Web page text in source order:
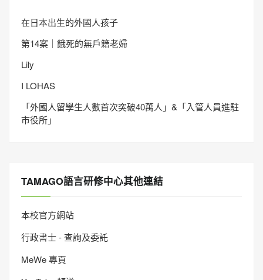
在日本出生的外國人孩子
第14案｜餓死的無戶籍老婦
Lily
I LOHAS
「外國人留學生人數首次突破40萬人」&「入管人員進駐
市役所」
TAMAGO語言研修中心其他連結
本校官方網站
行政書士 - 查詢及委託
MeWe 專頁